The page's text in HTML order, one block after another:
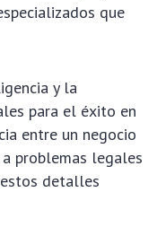
que
y la
para el éxito en
entre un negocio
problemas legales
detalles